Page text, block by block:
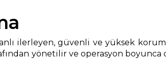
ilerleyen, güvenli ve yüksek koruma
yönetilir ve operasyon